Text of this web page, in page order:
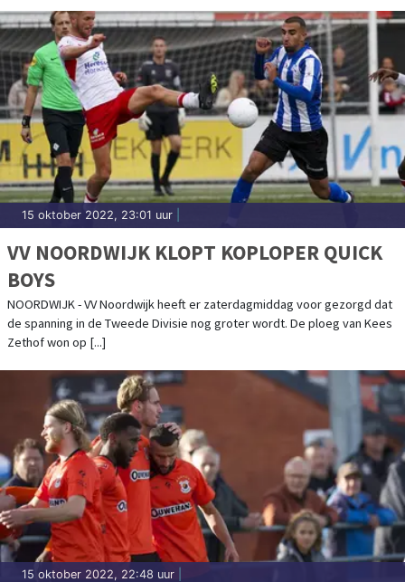
15 oktober 2022, 23:01 uur
VV NOORDWIJK KLOPT KOPLOPER QUICK
BOYS
NOORDWIJK - VV Noordwijk heeft er zaterdagmiddag voor gezorgd dat
de spanning in de Tweede Divisie nog groter wordt. De ploeg van Kees
Zethof won op [...]
15 oktober 2022, 22:48 uur